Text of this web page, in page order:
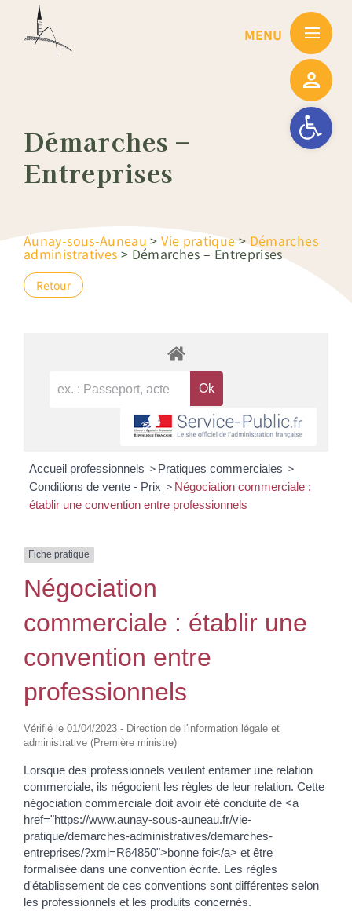
Ouvrir la
Démarches –
Entreprises
Aunay-sous-Auneau >Vie pratique>Démarches
administratives > Démarches – Entreprises
Retour
Accueil professionnels > Pratiques commerciales >
Conditions de vente - Prix > Négociation commerciale :
établir une convention entre professionnels
Fiche pratique
Négociation
commerciale : établir une
convention entre
professionnels
Vérifié le 01/04/2023 - Direction de l'information légale et
administrative (Première ministre)
Lorsque des professionnels veulent entamer une relation
commerciale, ils négocient les règles de leur relation. Cette
négociation commerciale doit avoir été conduite de <a
href="https://www.aunay-sous-auneau.fr/vie-
pratique/demarches-administratives/demarches-
entreprises/?xml=R64850">bonne foi</a> et être
formalisée dans une convention écrite. Les règles
d'établissement de ces conventions sont différentes selon
les professionnels et les produits concernés.